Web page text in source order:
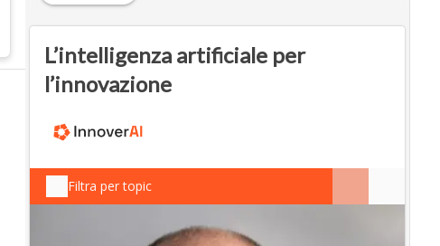
L’intelligenza artificiale per
l’innovazione
Filtra per topic